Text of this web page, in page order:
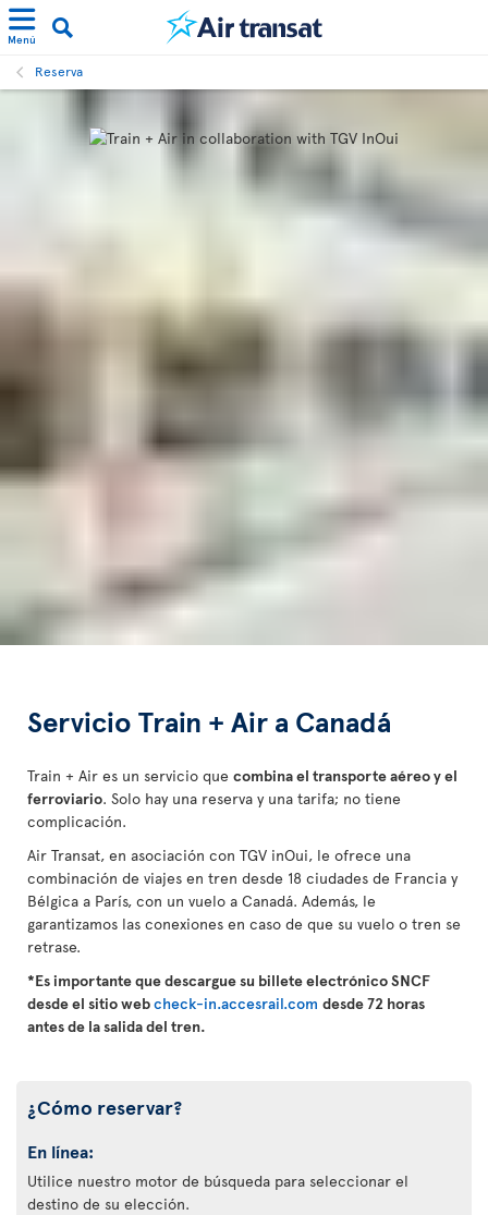
Menú
Reserva
Servicio Train + Air a Canadá
Train + Air es un servicio que combina el transporte aéreo y el
ferroviario. Solo hay una reserva y una tarifa; no tiene
complicación.
Air Transat, en asociación con TGV inOui, le ofrece una
combinación de viajes en tren desde 18 ciudades de Francia y
Bélgica a París, con un vuelo a Canadá. Además, le
garantizamos las conexiones en caso de que su vuelo o tren se
retrase.
*Es importante que descargue su billete electrónico SNCF
desde el sitio webcheck-in.accesrail.com desde 72 horas
antes de la salida del tren.
¿Cómo reservar?
En línea:
Utilice nuestro motor de búsqueda para seleccionar el
destino de su elección.